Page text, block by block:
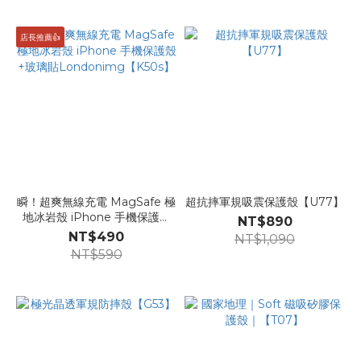
店長推薦👍
瞬！超爽無線充電 MagSafe 極
地冰岩殼 iPhone 手機保護殼
+玻璃貼Londonimg【K50s】
NT$490
NT$590
超抗摔軍規吸震保護殼【U77】
NT$890
NT$1,090